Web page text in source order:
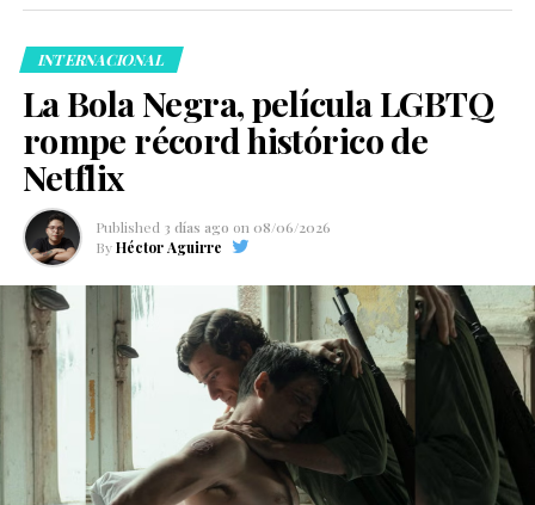
INTERNACIONAL
La Bola Negra, película LGBTQ
rompe récord histórico de
Netflix
Published 3 días ago on 08/06/2026
By Héctor Aguirre